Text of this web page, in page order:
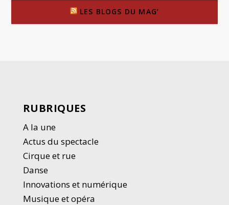
LES BLOGS DU MAG’
RUBRIQUES
A la une
Actus du spectacle
Cirque et rue
Danse
Innovations et numérique
Musique et opéra